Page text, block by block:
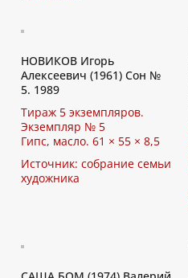
НОВИКОВ Игорь
Алексеевич (1961) Сон №
5. 1989
Тираж 5 экземпляров.
Экземпляр № 5
Гипс, масло. 61 × 55 × 8,5
Источник: собрание семьи
художника